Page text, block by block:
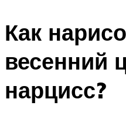
Как
весенний
нарцисс?